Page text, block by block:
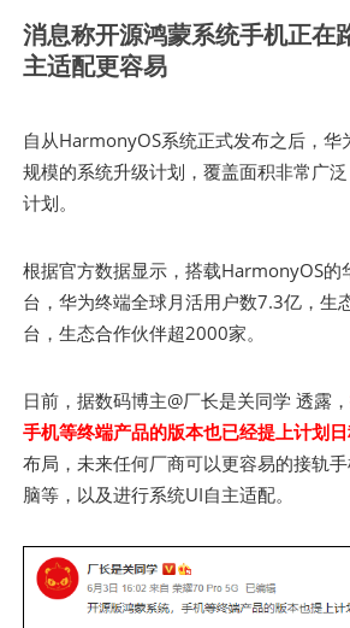
消息称开源鸿蒙系统手机正在
主适配更容易
自从HarmonyOS系统正式发布之后，华
规模的系统升级计划，覆盖面积非常广泛
计划。
根据官方数据显示，搭载HarmonyOS的
台，华为终端全球月活用户数7.3亿，生
台，生态合作伙伴超2000家。
日前，据数码博主@厂长是关同学 透露，
手机等终端产品的版本也已经提上计划日
布局，未来任何厂商可以更容易的接轨
脑等，以及进行系统UI自主适配。